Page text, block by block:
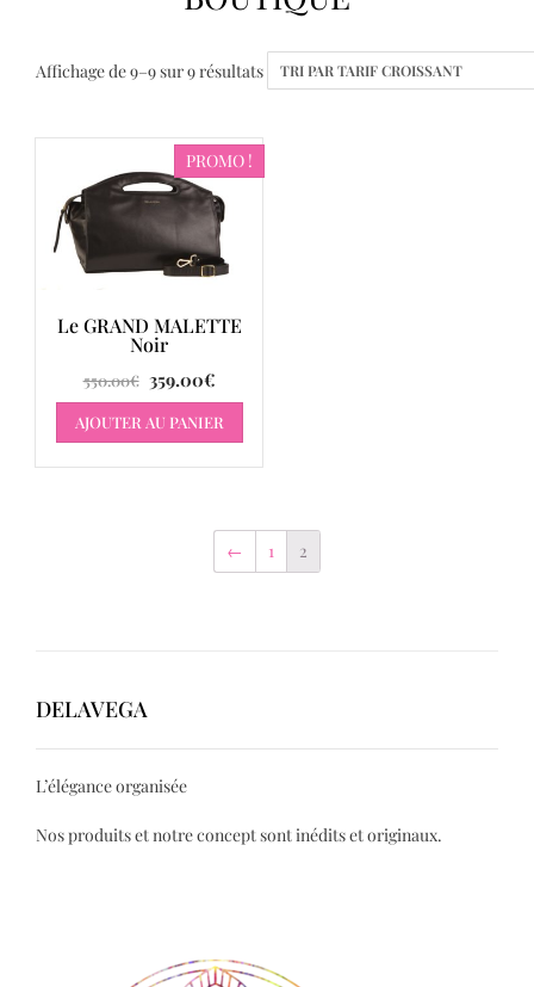
Affichage de 9–9 sur 9 résultats
PROMO !
Le GRAND MALETTE
Noir
550.00€ 359.00€
AJOUTER AU PANIER
← 1 2
DELAVEGA
L’élégance organisée
Nos produits et notre concept sont inédits et originaux.